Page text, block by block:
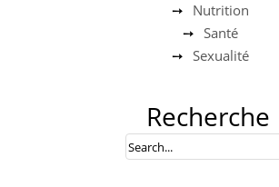
Nutrition
Santé
Sexualité
Recherche